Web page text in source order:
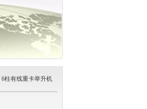
6柱有线重卡举升机